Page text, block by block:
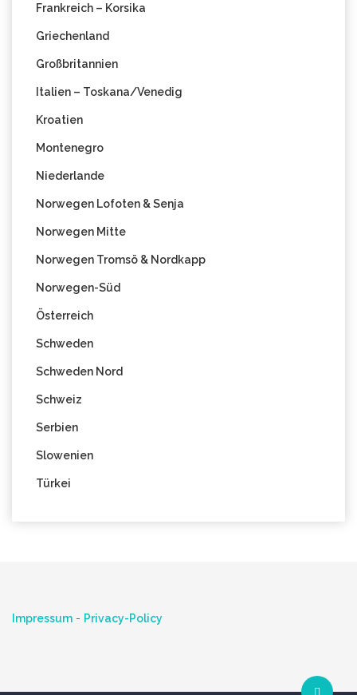
Frankreich – Korsika
Griechenland
Großbritannien
Italien – Toskana/Venedig
Kroatien
Montenegro
Niederlande
Norwegen Lofoten & Senja
Norwegen Mitte
Norwegen Tromsö & Nordkapp
Norwegen-Süd
Österreich
Schweden
Schweden Nord
Schweiz
Serbien
Slowenien
Türkei
Impressum - Privacy-Policy